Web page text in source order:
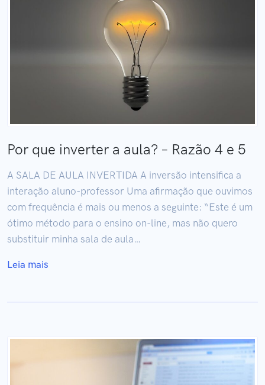
Por que inverter a aula? – Razão 4 e 5
A SALA DE AULA INVERTIDA A inversão intensifica a
interação aluno-professor Uma afirmação que ouvimos
com frequência é mais ou menos a seguinte: “Este é um
ótimo método para o ensino on-line, mas não quero
substituir minha sala de aula…
Leia mais